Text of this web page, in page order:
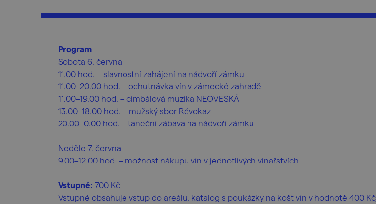
Program
Sobota 6. června
11.00 hod. – slavnostní zahájení na nádvoří zámku
11.00–20.00 hod. – ochutnávka vín v zámecké zahradě
11.00–19.00 hod. – cimbálová muzika NEOVESKÁ
13.00–18.00 hod. – mužský sbor Révokaz
20.00–0.00 hod. – taneční zábava na nádvoří zámku
Neděle 7. června
9.00–12.00 hod. – možnost nákupu vín v jednotlivých vinařstvích
Vstupné: 700 Kč
Vstupné obsahuje vstup do areálu, katalog s poukázky na košt vín v hodnotě 400 Kč,